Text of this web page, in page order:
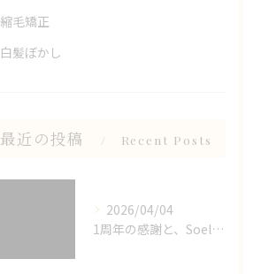
縮毛矯正
白髪ぼかし
最近の投稿 Recent Posts
2026/04/04
1周年の感謝と、Soellが選ばれる理由